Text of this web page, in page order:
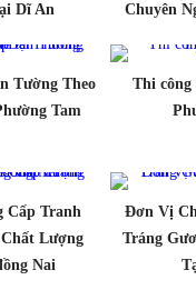
Dĩ An
Chuyên
Tường Theo
Tam
Thi
Cấp Tranh
Lượng
Nai
Đơn Vị
Tráng